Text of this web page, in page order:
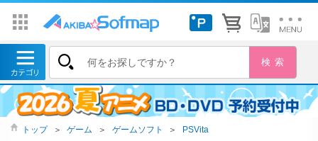
トップ ＞ ゲーム ＞ ゲームソフト ＞ PSVita